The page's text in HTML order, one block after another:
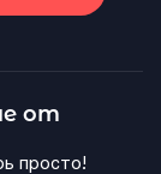
от
просто!